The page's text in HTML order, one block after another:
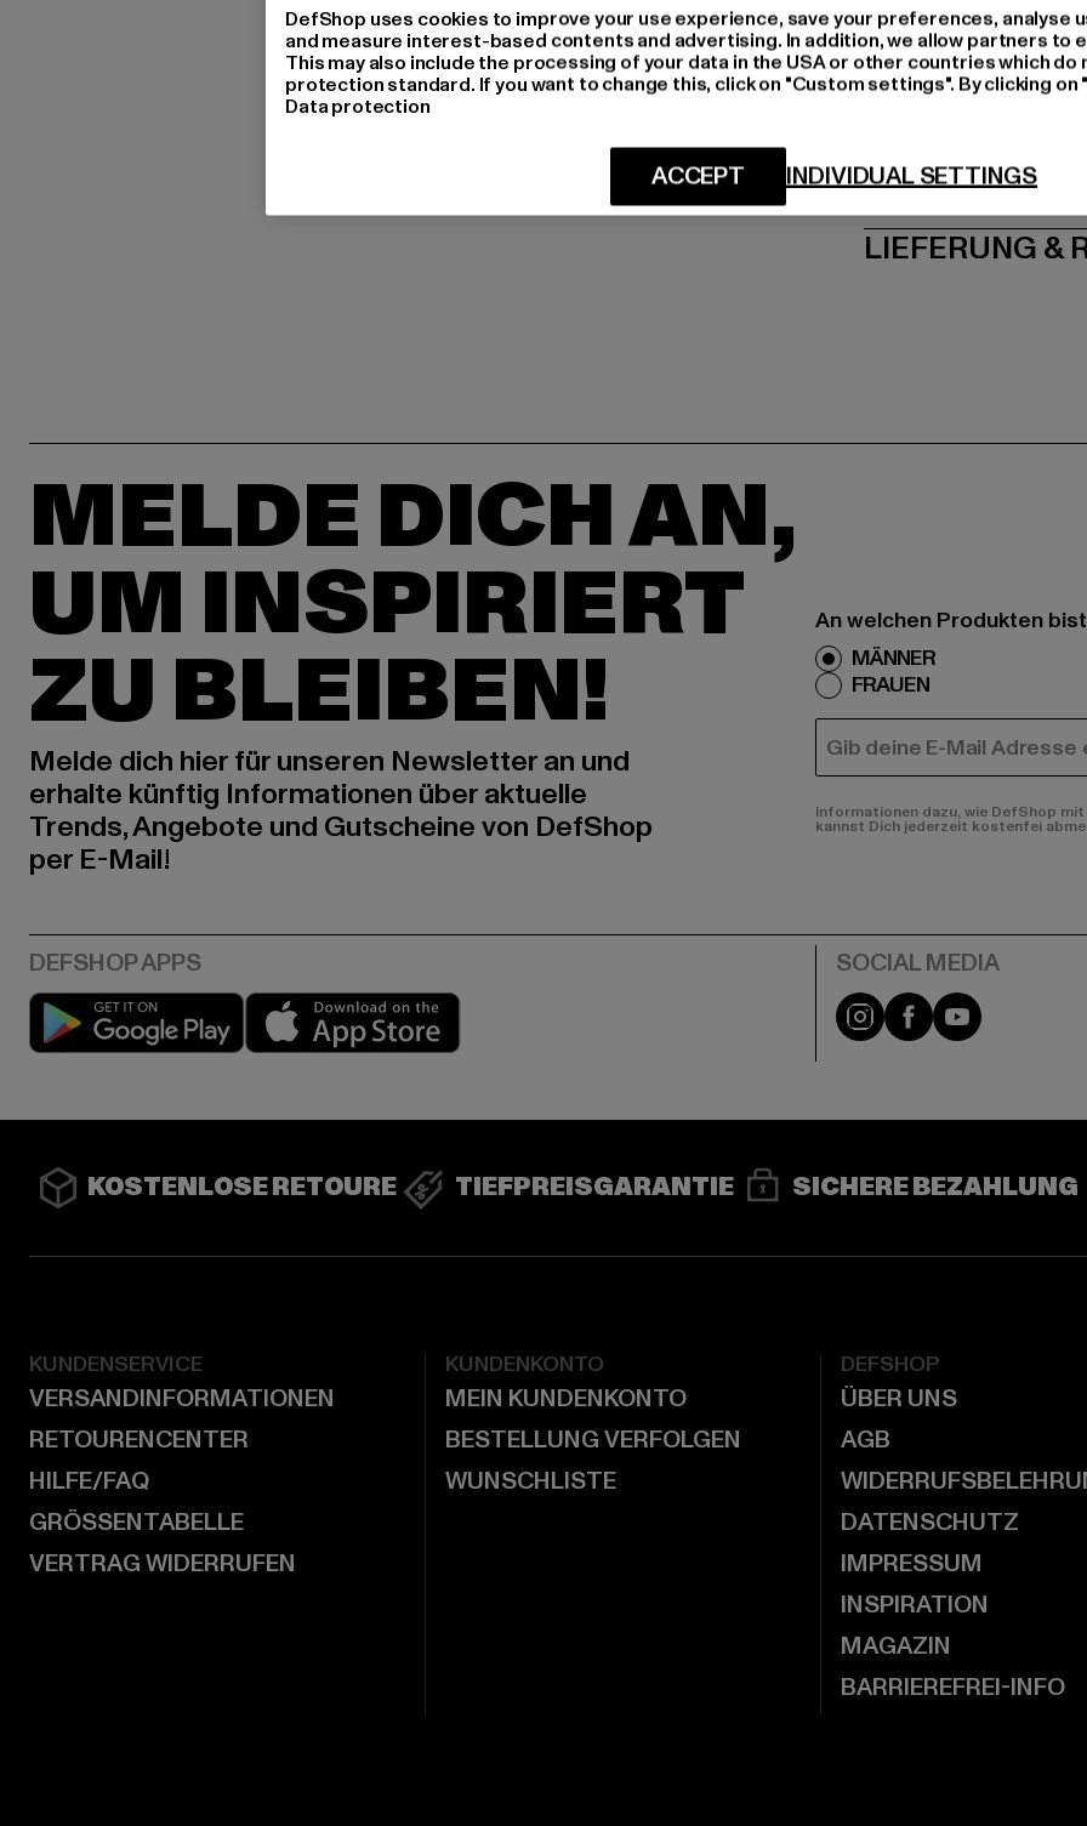
Hersteller: TB
Dr.-Robert-Murjahn-
LIEFERUNG &
MELDE DICH AN,
UM INSPIRIERT
ZU BLEIBEN!
Melde dich hier für unseren Newsletter an und
erhalte künftig Informationen über aktuelle
Trends, Angebote und Gutscheine von DefShop
per E-Mail!
An welchen Produkten
MÄNNER
FRAUEN
E-MAIL
Informationen dazu, wie DefShop
kannst Dich jederzeit kostenfei
Play market Instagram
FacebookYouTube
KOSTENLOSE RETOURE TIEFPREISGARANTIE SICHERE BEZAHLUNG
KUNDENSERVICE
VERSANDINFORMATIONEN
RETOURENCENTER
HILFE/FAQ
GRÖSSENTABELLE
VERTRAG WIDERRUFEN
KUNDENKONTO
MEIN KUNDENKONTO
BESTELLUNG VERFOLGEN
WUNSCHLISTE
DEFSHOP
ÜBER UNS
AGB
DATENSCHUTZ
IMPRESSUM
INSPIRATION
MAGAZIN
BARRIEREFREI-INFO
DefShop uses cookies to improve your use experience, save your preferences, analyse
and measure interest-based contents and advertising. In addition, we allow partners to
This may also include the processing of your data in the USA or other countries which do
protection standard. If you want to change this, click on "Custom settings". By clicking
Data protection
INDIVIDUAL SETTINGS
ACCEPT